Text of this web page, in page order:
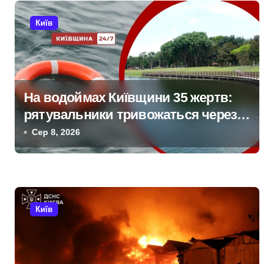
і
я
з
а
п
и
і
Київ
На водоймах Київщини 35 жертв:
рятувальники тривожаться через
зростання трагедій
Сер 8, 2026
Київ